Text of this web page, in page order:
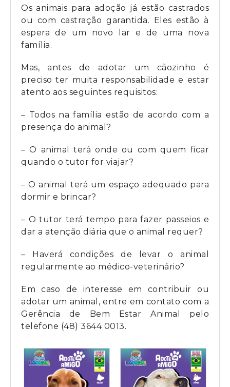
Os animais para adoção já estão castrados
ou com castração garantida. Eles estão à
espera de um novo lar e de uma nova
família.
Mas, antes de adotar um cãozinho é
preciso ter muita responsabilidade e estar
atento aos seguintes requisitos:
– Todos na família estão de acordo com a
presença do animal?
– O animal terá onde ou com quem ficar
quando o tutor for viajar?
– O animal terá um espaço adequado para
dormir e brincar?
– O tutor terá tempo para fazer passeios e
dar a atenção diária que o animal requer?
– Haverá condições de levar o animal
regularmente ao médico-veterinário?
Em caso de interesse em contribuir ou
adotar um animal, entre em contato com a
Gerência de Bem Estar Animal pelo
telefone (48) 3644 0013.